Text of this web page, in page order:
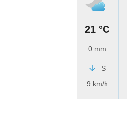
21 °C
0 mm
S
9 km/h